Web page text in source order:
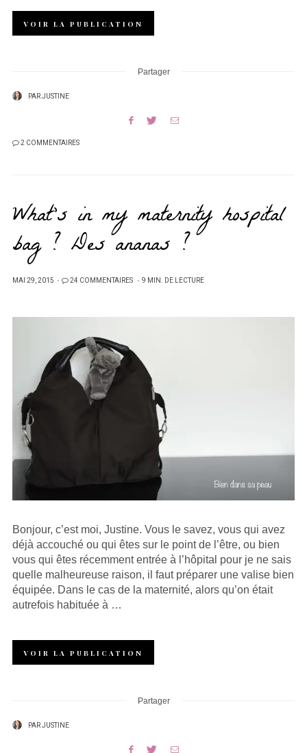
VOIR LA PUBLICATION
Partager
PARJUSTINE
2 COMMENTAIRES
What’s in my maternity hospital
bag ? Des ananas ?
PUBLIÉ
MAI 29, 2015 24 COMMENTAIRES 9 MIN. DE LECTURE
Bonjour, c’est moi, Justine. Vous le savez, vous qui avez
déjà accouché ou qui êtes sur le point de l’être, ou bien
vous qui êtes récemment entrée à l’hôpital pour je ne sais
quelle malheureuse raison, il faut préparer une valise bien
équipée. Dans le cas de la maternité, alors qu’on était
autrefois habituée à …
VOIR LA PUBLICATION
Partager
PARJUSTINE